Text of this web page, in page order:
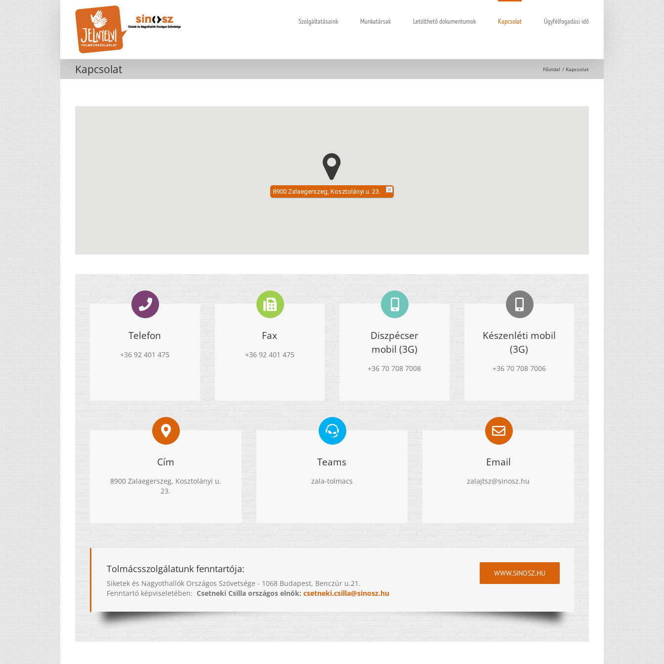
Szolgáltatásaink Munkatársak Letölthető dokumentumok Kapcsolat Ügyfélfogadási idő
Kapcsolat Főoldal Kapcsolat
8900 Zalaegerszeg, Kosztolányi u. 23.
Telefon
+36 92 401 475
Fax
+36 92 401 475
Diszpécser
mobil (3G)
+36 70 708 7008
Készenléti mobil
(3G)
+36 70 708 7006
Cím
8900 Zalaegerszeg, Kosztolányi u.
23.
Teams
zala-tolmacs
Email
zalajtsz@sinosz.hu
WWW.SINOSZ.HU
Tolmácsszolgálatunk fenntartója:
Siketek és Nagyothallók Országos Szövetsége - 1068 Budapest, Benczúr u.21.
Fenntartó képviseletében: Csetneki Csilla országos elnök: csetneki.csilla@sinosz.hu